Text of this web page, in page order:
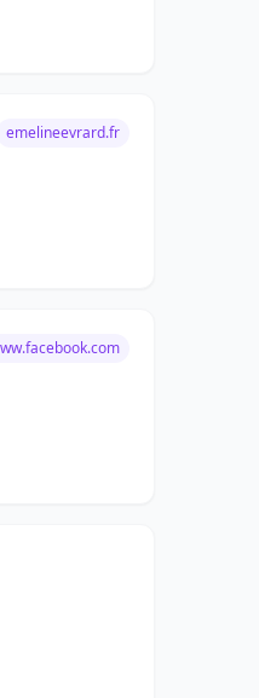
emelineevrard.fr